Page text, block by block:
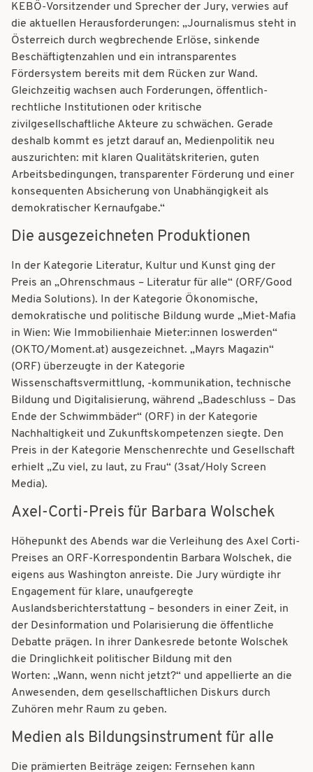
KEBÖ-Vorsitzender und Sprecher der Jury, verwies auf
die aktuellen Herausforderungen: „Journalismus steht in
Österreich durch wegbrechende Erlöse, sinkende
Beschäftigtenzahlen und ein intransparentes
Fördersystem bereits mit dem Rücken zur Wand.
Gleichzeitig wachsen auch Forderungen, öffentlich-
rechtliche Institutionen oder kritische
zivilgesellschaftliche Akteure zu schwächen. Gerade
deshalb kommt es jetzt darauf an, Medienpolitik neu
auszurichten: mit klaren Qualitätskriterien, guten
Arbeitsbedingungen, transparenter Förderung und einer
konsequenten Absicherung von Unabhängigkeit als
demokratischer Kernaufgabe.“
Die ausgezeichneten Produktionen
In der Kategorie Literatur, Kultur und Kunst ging der
Preis an „Ohrenschmaus – Literatur für alle“ (ORF/Good
Media Solutions). In der Kategorie Ökonomische,
demokratische und politische Bildung wurde „Miet-Mafia
in Wien: Wie Immobilienhaie Mieter:innen loswerden“
(OKTO/Moment.at) ausgezeichnet. „Mayrs Magazin“
(ORF) überzeugte in der Kategorie
Wissenschaftsvermittlung, -kommunikation, technische
Bildung und Digitalisierung, während „Badeschluss – Das
Ende der Schwimmbäder“ (ORF) in der Kategorie
Nachhaltigkeit und Zukunftskompetenzen siegte. Den
Preis in der Kategorie Menschenrechte und Gesellschaft
erhielt „Zu viel, zu laut, zu Frau“ (3sat/Holy Screen
Media).
Axel-Corti-Preis für Barbara Wolschek
Höhepunkt des Abends war die Verleihung des Axel Corti-
Preises an ORF-Korrespondentin Barbara Wolschek, die
eigens aus Washington anreiste. Die Jury würdigte ihr
Engagement für klare, unaufgeregte
Auslandsberichterstattung – besonders in einer Zeit, in
der Desinformation und Polarisierung die öffentliche
Debatte prägen. In ihrer Dankesrede betonte Wolschek
die Dringlichkeit politischer Bildung mit den
Worten: „Wann, wenn nicht jetzt?“ und appellierte an die
Anwesenden, dem gesellschaftlichen Diskurs durch
Zuhören mehr Raum zu geben.
Medien als Bildungsinstrument für alle
Die prämierten Beiträge zeigen: Fernsehen kann